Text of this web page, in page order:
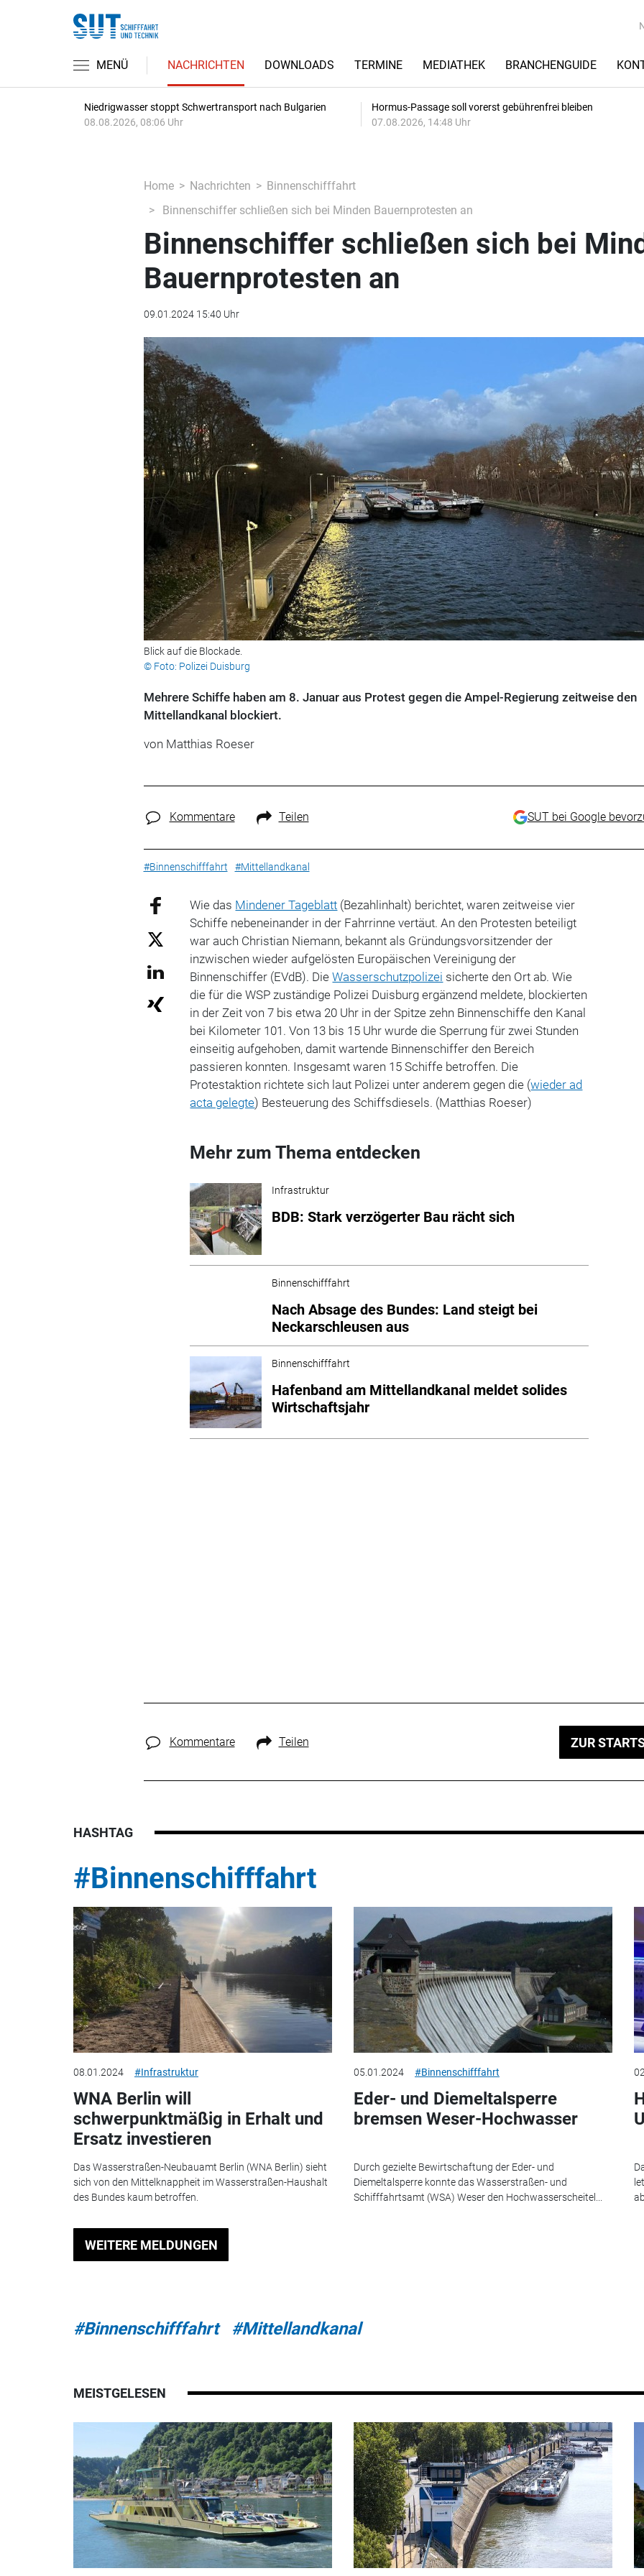
MENÜ NACHRICHTEN DOWNLOADS TERMINE MEDIATHEK BRANCHENGUIDE
Niedrigwasser stoppt Schwertransport nach Bulgarien
08.08.2026, 08:06 Uhr
Hormus-Passage soll vorerst gebührenfrei bleiben
07.08.2026, 14:48 Uhr
Home Nachrichten
Binnenschifffahrt
Binnenschiffer schließen sich bei Minden Bauernprotesten an
Binnenschiffer schließen sich bei
Bauernprotesten an
09.01.2024 15:40 Uhr
Blick auf die Blockade.
© Foto: Polizei Duisburg
Mehrere Schiffe haben am 8. Januar aus Protest gegen die Ampel-Regierung zeitweise den
Mittellandkanal blockiert.
von Matthias Roeser
Kommentare Teilen SUT bei Google
#Binnenschifffahrt #Mittellandkanal
Wie das Mindener Tageblatt (Bezahlinhalt) berichtet, waren zeitweise vier
Schiffe nebeneinander in der Fahrrinne vertäut. An den Protesten beteiligt
war auch Christian Niemann, bekannt als Gründungsvorsitzender der
inzwischen wieder aufgelösten Europäischen Vereinigung der
Binnenschiffer (EVdB). DieWasserschutzpolizei sicherte den Ort ab. Wie
die für die WSP zuständige Polizei Duisburg ergänzend meldete, blockierten
in der Zeit von 7 bis etwa 20 Uhr in der Spitze zehn Binnenschiffe den Kanal
bei Kilometer 101. Von 13 bis 15 Uhr wurde die Sperrung für zwei Stunden
einseitig aufgehoben, damit wartende Binnenschiffer den Bereich
passieren konnten. Insgesamt waren 15 Schiffe betroffen. Die
Protestaktion richtete sich laut Polizei unter anderem gegen die (wieder ad
acta gelegte) Besteuerung des Schiffsdiesels. (Matthias Roeser)
Mehr zum Thema entdecken
Infrastruktur
BDB: Stark verzögerter Bau rächt sich
Binnenschifffahrt
Nach Absage des Bundes: Land steigt bei
Neckarschleusen aus
Binnenschifffahrt
Hafenband am Mittellandkanal meldet solides
Wirtschaftsjahr
Kommentare Teilen ZUR
HASHTAG
#Binnenschifffahrt
08.01.2024 #Infrastruktur
WNA Berlin will
schwerpunktmäßig in Erhalt und
Ersatz investieren
Das Wasserstraßen-Neubauamt Berlin (WNA Berlin) sieht
sich von den Mittelknappheit im Wasserstraßen-Haushalt
des Bundes kaum betroffen.
05.01.2024 #Binnenschifffahrt
Eder- und Diemeltalsperre
bremsen Weser-Hochwasser
Durch gezielte Bewirtschaftung der Eder- und
Diemeltalsperre konnte das Wasserstraßen- und
Schifffahrtsamt (WSA) Weser den Hochwasserscheitel...
WEITERE MELDUNGEN
#Binnenschifffahrt #Mittellandkanal
MEISTGELESEN